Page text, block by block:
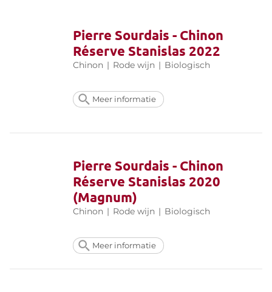
Pierre Sourdais - Chinon
Réserve Stanislas 2022
Chinon | Rode wijn | Biologisch
Meer informatie
Pierre Sourdais - Chinon
Réserve Stanislas 2020
(Magnum)
Chinon | Rode wijn | Biologisch
Meer informatie